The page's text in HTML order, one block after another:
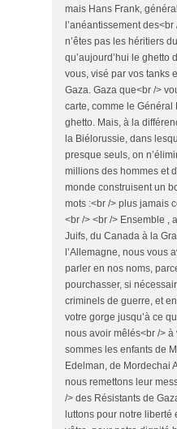
mais Hans Frank,
l’anéantissement
n’êtes pas les héritiers
qu’aujourd’hui le ghetto
vous, visé par vos tanks
Gaza. Gaza que<br />
carte, comme le Général
ghetto. Mais, à la
la Biélorussie, dans
presque seuls, on
millions des hommes et
monde construisent un
mots :<br /> plus jamais
<br /> <br /> Ensemble ,
Juifs, du Canada à la
l’Allemagne, nous vous
parler en nos noms,
pourchasser, si
criminels de guerre, et
votre gorge jusqu’à ce
nous avoir mêlés<br />
sommes les enfants de
Edelman, de Mordechai
nous remettons leur
/> des Résistants de
luttons pour notre liberté